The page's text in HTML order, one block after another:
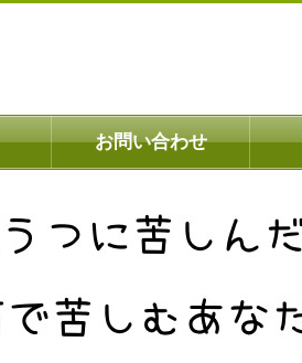
お問い合わせ